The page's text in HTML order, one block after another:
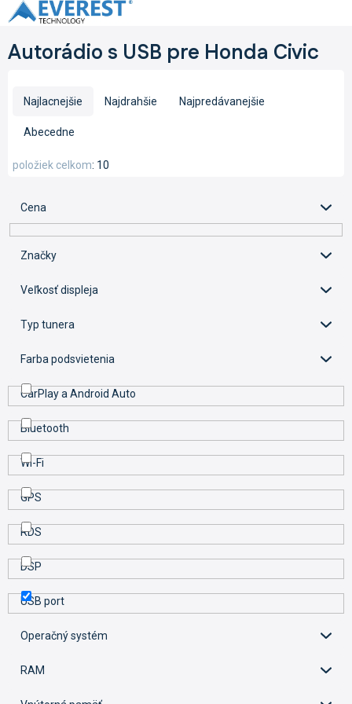
Prejsť
na
Autorádio s USB pre Honda Civic
i
p
r
o
d
o
Najlacnejšie Najdrahšie Najpredávanejšie
Abecedne
10
položiek celkom
Cena
Značky
Veľkosť displeja
Typ tunera
Farba podsvietenia
CarPlay a Android Auto
Bluetooth
Wi-Fi
GPS
RDS
DSP
USB port
Operačný systém
RAM